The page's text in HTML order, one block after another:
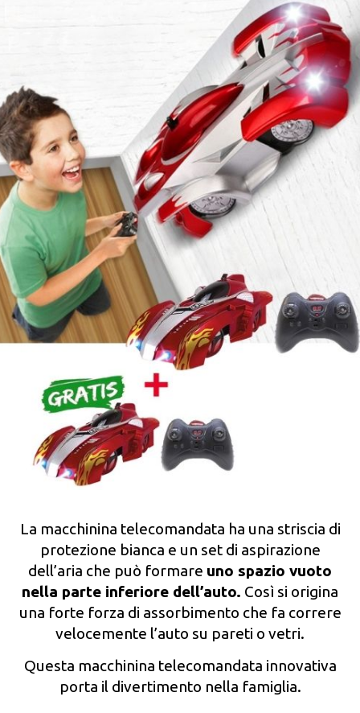
La macchinina telecomandata ha una striscia di
protezione bianca e un set di aspirazione
dell’aria che può formare uno spazio vuoto
nella parte inferiore dell’auto. Così si origina
una forte forza di assorbimento che fa correre
velocemente l’auto su pareti o vetri.
Questa macchinina telecomandata innovativa
porta il divertimento nella famiglia.